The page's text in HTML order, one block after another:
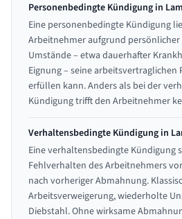
Personenbedingte Kündigung in
Eine personenbedingte Kündigung
Arbeitnehmer aufgrund persönlicher
Umstände – etwa dauerhafter
Eignung – seine
erfüllen kann. Anders als bei der
Kündigung trifft den Arbeitnehmer
Verhaltensbedingte Kündigung in
Eine verhaltensbedingte Kündigung
Fehlverhalten des Arbeitnehmers
nach vorheriger Abmahnung.
Arbeitsverweigerung, wiederholte
Diebstahl. Ohne wirksame